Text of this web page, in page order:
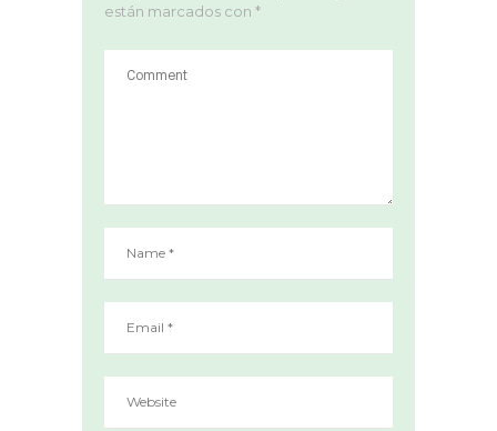
están marcados con *